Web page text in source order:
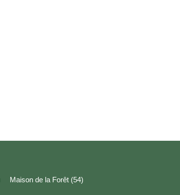
Maison de la Forêt (54)